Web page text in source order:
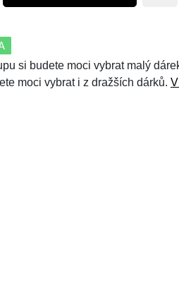
si budete moci vybrat malý
moci vybrat i z dražších dárků.